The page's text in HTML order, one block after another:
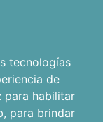
tecnologías
de
para habilitar
, para brindar